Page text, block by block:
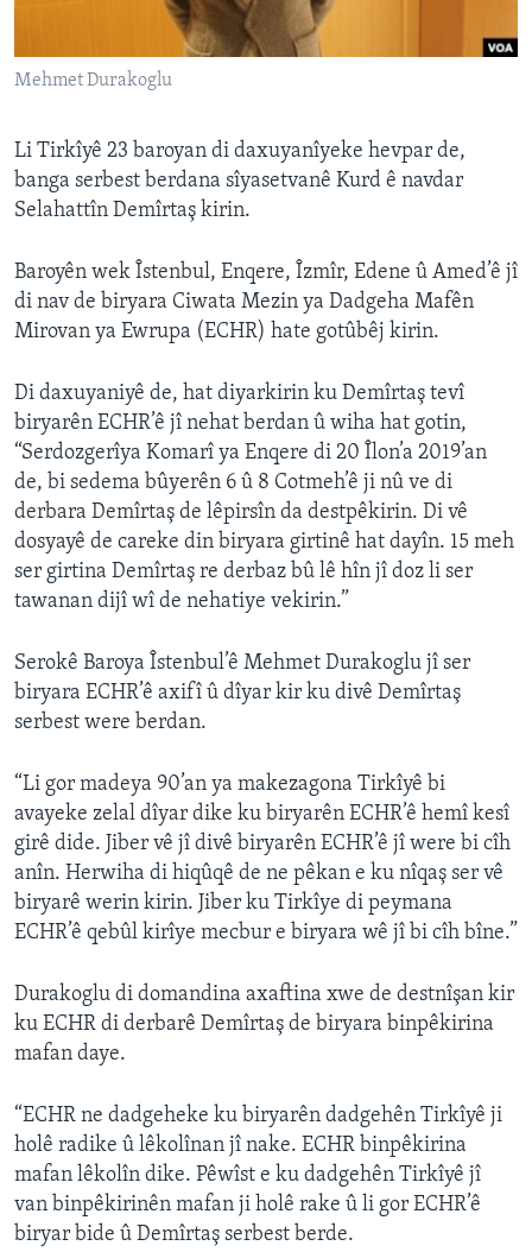
SORANÎ
Learning English
FOLLOW US
Zimanên Din
Mehmet Durakoglu
Li Tirkîyê 23 baroyan di daxuyanîyeke hevpar de,
banga serbest berdana sîyasetvanê Kurd ê navdar
Selahattîn Demîrtaş kirin.
Baroyên wek Îstenbul, Enqere, Îzmîr, Edene û Amed’ê jî
di nav de biryara Ciwata Mezin ya Dadgeha Mafên
Mirovan ya Ewrupa (ECHR) hate gotûbêj kirin.
Di daxuyaniyê de, hat diyarkirin ku Demîrtaş tevî
biryarên ECHR’ê jî nehat berdan û wiha hat gotin,
“Serdozgerîya Komarî ya Enqere di 20 Îlon’a 2019’an
de, bi sedema bûyerên 6 û 8 Cotmeh’ê ji nû ve di
derbara Demîrtaş de lêpirsîn da destpêkirin. Di vê
dosyayê de careke din biryara girtinê hat dayîn. 15 meh
ser girtina Demîrtaş re derbaz bû lê hîn jî doz li ser
tawanan dijî wî de nehatiye vekirin.”
Serokê Baroya Îstenbul’ê Mehmet Durakoglu jî ser
biryara ECHR’ê axifî û dîyar kir ku divê Demîrtaş
serbest were berdan.
“Li gor madeya 90’an ya makezagona Tirkîyê bi
avayeke zelal dîyar dike ku biryarên ECHR’ê hemî kesî
girê dide. Jiber vê jî divê biryarên ECHR’ê jî were bi cîh
anîn. Herwiha di hiqûqê de ne pêkan e ku nîqaş ser vê
biryarê werin kirin. Jiber ku Tirkîye di peymana
ECHR’ê qebûl kirîye mecbur e biryara wê jî bi cîh bîne.”
Durakoglu di domandina axaftina xwe de destnîşan kir
ku ECHR di derbarê Demîrtaş de biryara binpêkirina
mafan daye.
“ECHR ne dadgeheke ku biryarên dadgehên Tirkîyê ji
holê radike û lêkolînan jî nake. ECHR binpêkirina
mafan lêkolîn dike. Pêwîst e ku dadgehên Tirkîyê jî
van binpêkirinên mafan ji holê rake û li gor ECHR’ê
biryar bide û Demîrtaş serbest berde.